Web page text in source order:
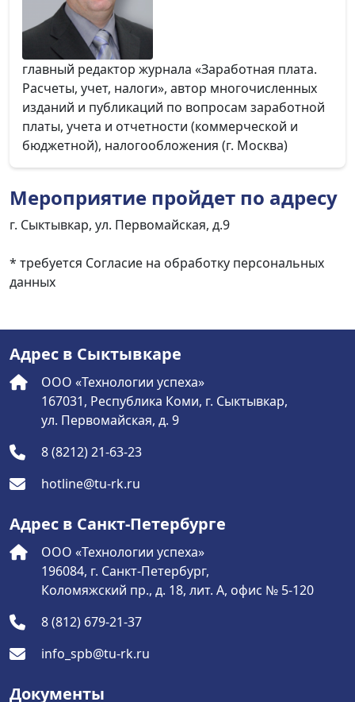
главный редактор журнала «Заработная плата.
Расчеты, учет, налоги», автор многочисленных
изданий и публикаций по вопросам заработной
платы, учета и отчетности (коммерческой и
бюджетной), налогообложения (г. Москва)
Мероприятие пройдет по адресу
г. Сыктывкар, ул. Первомайская, д.9
* требуется Согласие на обработку персональных
данных
Адрес в Сыктывкаре
ООО «Технологии успеха»
167031, Республика Коми, г. Сыктывкар,
ул. Первомайская, д. 9
8 (8212) 21-63-23
hotline@tu-rk.ru
Адрес в Санкт-Петербурге
ООО «Технологии успеха»
196084, г. Санкт-Петербург,
Коломяжский пр., д. 18, лит. А, офис № 5-120
8 (812) 679-21-37
info_spb@tu-rk.ru
Документы